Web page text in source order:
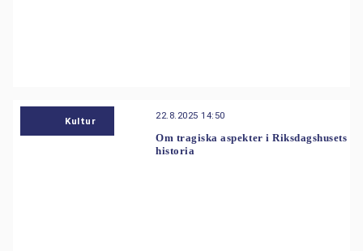
Kultur 22.8.2025 14:50
Om tragiska aspekter i Riksdagshusets
historia